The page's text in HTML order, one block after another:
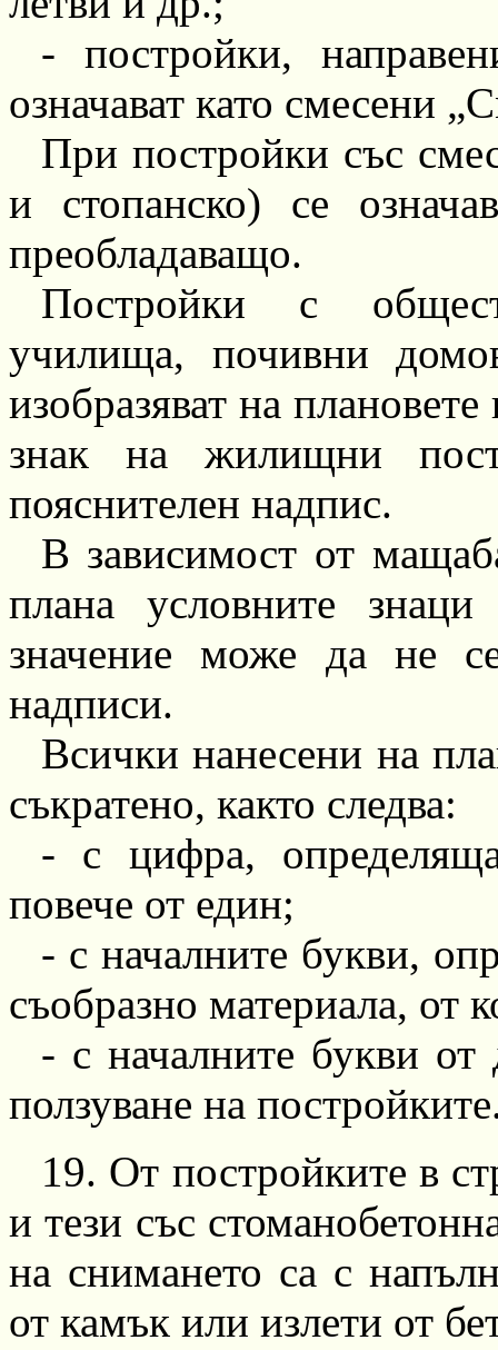
- постройки,
означават като смесени
При постройки със
и стопанско) се
преобладаващо.
Постройки с
училища, почивни
изобразяват на
знак на жилищни
пояснителен надпис.
В зависимост от
плана условните
значение може да не
надписи.
Всички нанесени на
съкратено, както следва:
- с цифра,
повече от един;
- с началните букви,
съобразно материала, от
- с началните букви
ползуване на
19. От постройките в
и тези със
на снимането са с
от камък или излети от